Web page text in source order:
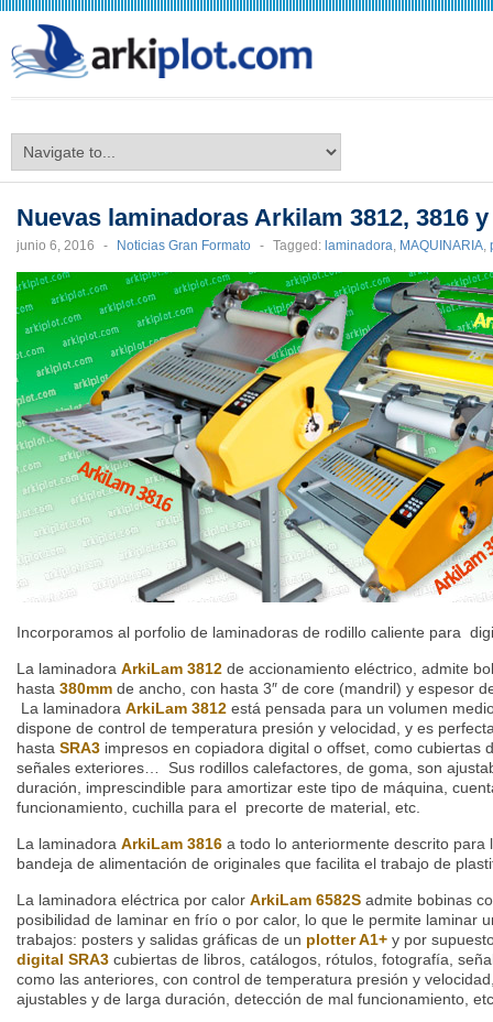
Nuevas laminadoras Arkilam 3812, 3816 y
junio 6, 2016 - Noticias Gran Formato - Tagged: laminadora, MAQUINARIA,
Incorporamos al porfolio de laminadoras de rodillo caliente para
La laminadora ArkiLam 3812 de accionamiento eléctrico, admite
hasta 380mm de ancho, con hasta 3″ de core (mandril) y espesor
La laminadora ArkiLam 3812 está pensada para un volumen
dispone de control de temperatura presión y velocidad, y es
hasta SRA3 impresos en copiadora digital o offset, como cubiertas
señales exteriores… Sus rodillos calefactores, de goma, son
duración, imprescindible para amortizar este tipo de máquina,
funcionamiento, cuchilla para el precorte de material, etc.
La laminadora ArkiLam 3816 a todo lo anteriormente descrito para
bandeja de alimentación de originales que facilita el trabajo de
La laminadora eléctrica por calor ArkiLam 6582S admite bobinas
posibilidad de laminar en frío o por calor, lo que le permite laminar
trabajos: posters y salidas gráficas de un plotter A1+ y por
digital SRA3 cubiertas de libros, catálogos, rótulos, fotografía,
como las anteriores, con control de temperatura presión y
ajustables y de larga duración, detección de mal funcionamiento,